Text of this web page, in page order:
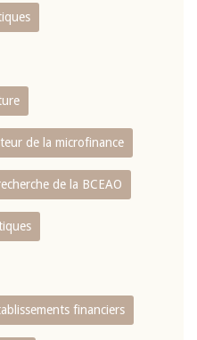
de la microfinance
de la BCEAO
financiers